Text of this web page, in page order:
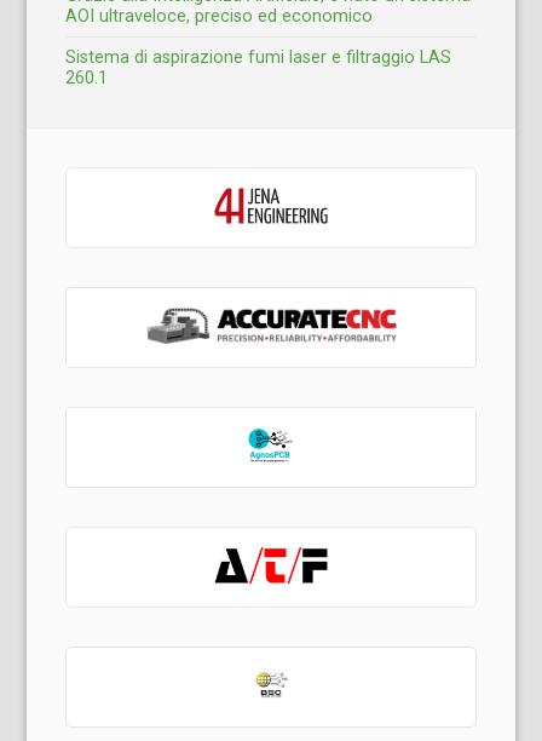
AOI ultraveloce, preciso ed economico
Sistema di aspirazione fumi laser e filtraggio LAS
260.1